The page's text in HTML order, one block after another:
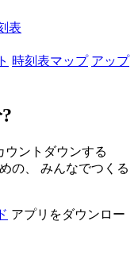
表
時刻表マップ アップ
ウントダウンする
の、 みんなでつくる
アプリをダウンロー